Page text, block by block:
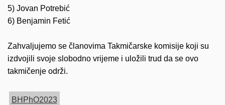
5) Jovan Potrebić
6) Benjamin Fetić
Zahvaljujemo se članovima Takmičarske komisije koji su
izdvojili svoje slobodno vrijeme i uložili trud da se ovo
takmičenje održi.
BHPhO2023